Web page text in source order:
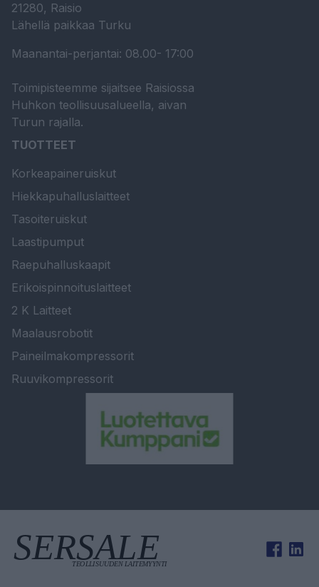
21280, Raisio
Lähellä paikkaa Turku
Maanantai-perjantai: 08.00- 17:00
Toimipisteemme sijaitsee Raisiossa
Huhkon teollisuusalueella, aivan
Turun rajalla.
TUOTTEET
Korkeapaineruiskut
Hiekkapuhalluslaitteet
Tasoiteruiskut
Laastipumput
Raepuhalluskaapit
Erikoispinnoituslaitteet
2 K Laitteet
Maalausrobotit
Paineilmakompressorit
Ruuvikompressorit